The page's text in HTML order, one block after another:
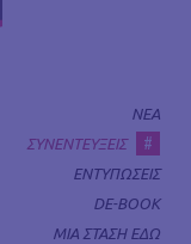
ΝΕΑ
ΣΥΝΕΝΤΕΥΞΕΙΣ
#
ΕΝΤΥΠΩΣΕΙΣ
DE-BOOK
ΜΙΑ ΣΤΑΣΗ ΕΔΩ